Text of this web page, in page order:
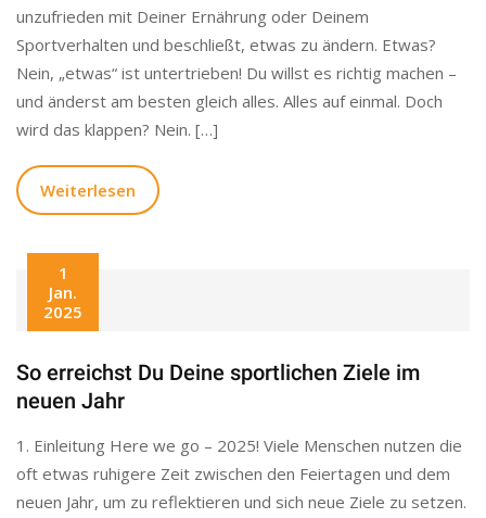
unzufrieden mit Deiner Ernährung oder Deinem
Sportverhalten und beschließt, etwas zu ändern. Etwas?
Nein, „etwas“ ist untertrieben! Du willst es richtig machen –
und änderst am besten gleich alles. Alles auf einmal. Doch
wird das klappen? Nein. […]
Weiterlesen
1
Jan.
2025
So erreichst Du Deine sportlichen Ziele im
neuen Jahr
1. Einleitung Here we go – 2025! Viele Menschen nutzen die
oft etwas ruhigere Zeit zwischen den Feiertagen und dem
neuen Jahr, um zu reflektieren und sich neue Ziele zu setzen.